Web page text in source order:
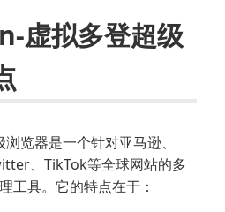
虚拟多登超级
览器是一个针对亚马逊、
、TikTok等全球网站的多
工具。它的特点在于：